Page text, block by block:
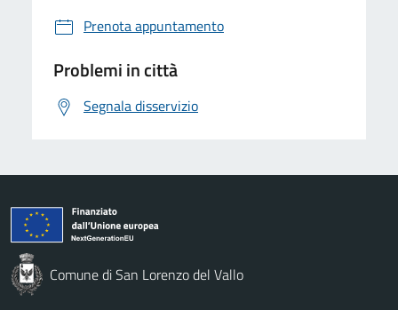
Prenota appuntamento
Problemi in città
Segnala disservizio
Comune di San Lorenzo del Vallo